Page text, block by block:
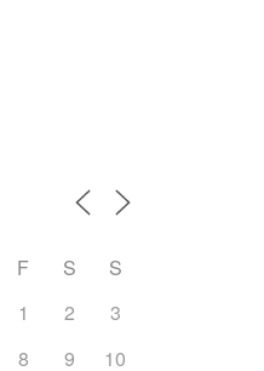
F S
S
1 2
3
8 9
10